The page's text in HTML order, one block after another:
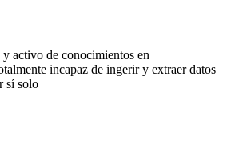
activo de conocimientos en
incapaz de ingerir y extraer datos
sí solo